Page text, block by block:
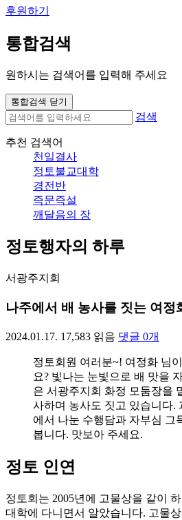
후원하기
통합검색
원하시는 검색어를 입력해 주세요
통합검색 닫기
검색
추천 검색어
천일결사
정토불교대학
경전반
즉문즉설
깨달음의 장
정토행자의 하루
서광주지회
나주에서 배 농사를 짓는 여정
2024.01.17. 17,583 읽음 댓글 0개
정토회원 여러분~! 여정화 님
요? 빛나는 눈빛으로 배 맛을
은 서광주지회 화정 모둠장을
사하며 농사도 짓고 있습니다.
에서 나눈 수행담과 자부심 그
봅니다. 맛보아 주세요.
정토 인연
정토회는 2005년에 고물상을 같이
대학에 다니면서 알았습니다. 고물